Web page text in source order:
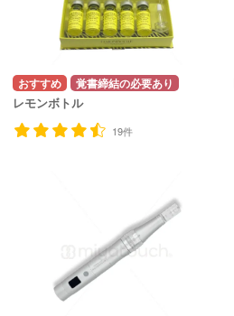
覚書締結の必要あり
レモンボトル
19件